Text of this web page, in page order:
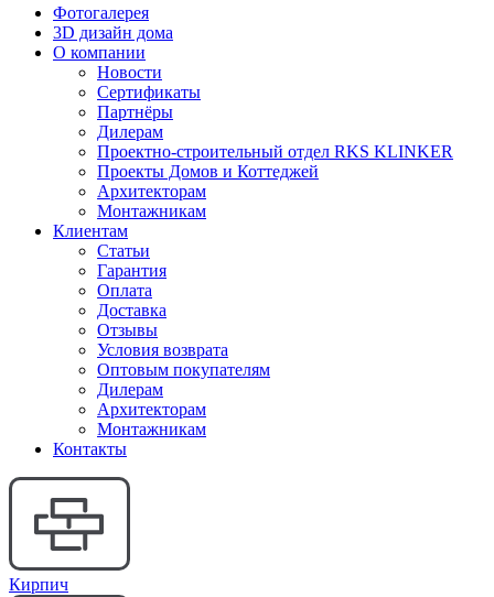
Фотогалерея
3D дизайн дома
О компании
Новости
Сертификаты
Партнёры
Дилерам
Проектно-строительный отдел RKS KLINKER
Проекты Домов и Коттеджей
Архитекторам
Монтажникам
Клиентам
Статьи
Гарантия
Оплата
Доставка
Отзывы
Условия возврата
Оптовым покупателям
Дилерам
Архитекторам
Монтажникам
Контакты
Кирпич